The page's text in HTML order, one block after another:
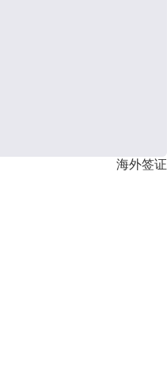
海外签证